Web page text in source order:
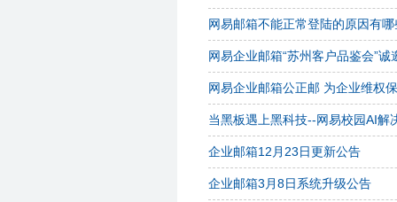
网易邮箱不能正常登陆的原因有哪
网易企业邮箱“苏州客户品鉴会”诚
网易企业邮箱公正邮 为企业维权
当黑板遇上黑科技--网易校园AI解
企业邮箱12月23日更新公告
企业邮箱3月8日系统升级公告